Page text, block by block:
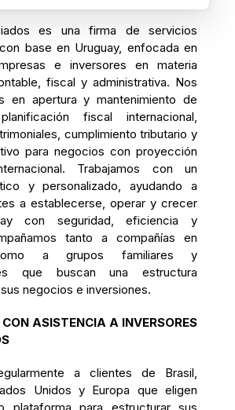
es una firma de servicios
base en Uruguay, enfocada en
e inversores en materia
fiscal y administrativa. Nos
en apertura y mantenimiento de
fiscal internacional,
cumplimiento tributario y
para negocios con proyección
Trabajamos con un
y personalizado, ayudando a
a establecerse, operar y crecer
con seguridad, eficiencia y
tanto a compañías en
a grupos familiares y
que buscan una estructura
negocios e inversiones.
CON ASISTENCIA A INVERSORES
a clientes de Brasil,
Unidos y Europa que eligen